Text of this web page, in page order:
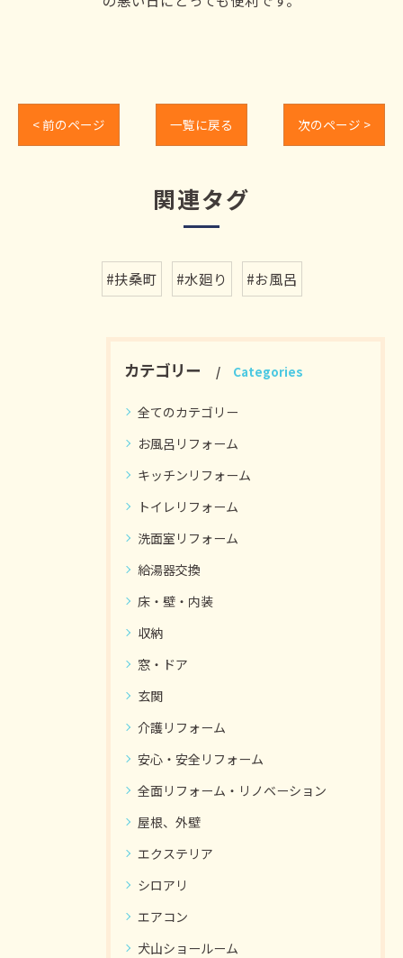
< 前のページ 一覧に戻る 次のページ >
関連タグ
#扶桑町 #水廻り #お風呂
カテゴリー Categories
全てのカテゴリー
お風呂リフォーム
キッチンリフォーム
トイレリフォーム
洗面室リフォーム
給湯器交換
床・壁・内装
収納
窓・ドア
玄関
介護リフォーム
安心・安全リフォーム
全面リフォーム・リノベーション
屋根、外壁
エクステリア
シロアリ
エアコン
犬山ショールーム